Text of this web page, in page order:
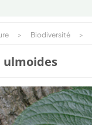
> Biodiversité >
ulmoides